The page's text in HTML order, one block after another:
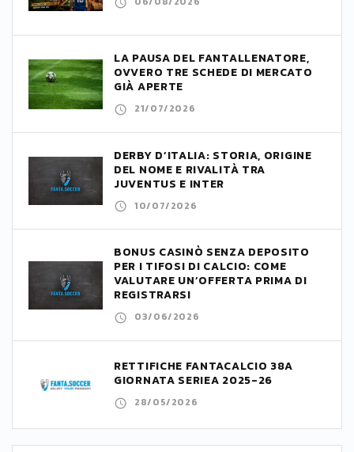
LA PAUSA DEL FANTALLENATORE,
OVVERO TRE SCHEDE DI MERCATO
GIÀ APERTE
21/07/2026
DERBY D’ITALIA: STORIA, ORIGINE
DEL NOME E RIVALITÀ TRA
JUVENTUS E INTER
10/07/2026
BONUS CASINÒ SENZA DEPOSITO
PER I TIFOSI DI CALCIO: COME
VALUTARE UN’OFFERTA PRIMA DI
REGISTRARSI
03/06/2026
RETTIFICHE FANTACALCIO 38A
GIORNATA SERIEA 2025-26
28/05/2026